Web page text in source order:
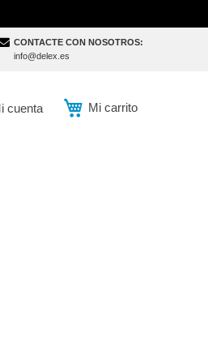
CONTACTE CON NOSOTROS:
info@delex.es
Mi carrito
cuenta